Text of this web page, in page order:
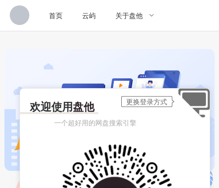
首页 云屿 关于盘他
欢迎使用盘他
一个超好用的网盘搜索引擎